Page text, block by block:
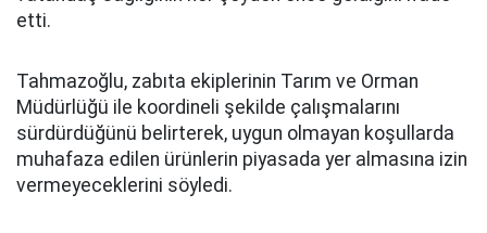
etti.
Tahmazoğlu, zabıta ekiplerinin Tarım ve Orman
Müdürlüğü ile koordineli şekilde çalışmalarını
sürdürdüğünü belirterek, uygun olmayan koşullarda
muhafaza edilen ürünlerin piyasada yer almasına izin
vermeyeceklerini söyledi.